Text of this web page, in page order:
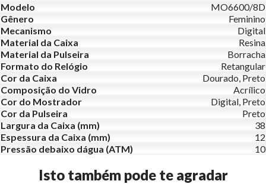
Modelo
MO6600/8D
Gênero
Feminino
Mecanismo
Digital
Material da Caixa
Resina
Material da Pulseira
Borracha
Formato do Relógio
Retangular
Cor da Caixa
Dourado, Preto
Composição do Vidro
Acrílico
Cor do Mostrador
Digital, Preto
Cor da Pulseira
Preto
Largura da Caixa (mm)
38
Espessura da Caixa (mm)
12
Pressão debaixo dágua (ATM)
10
Isto também pode te agradar